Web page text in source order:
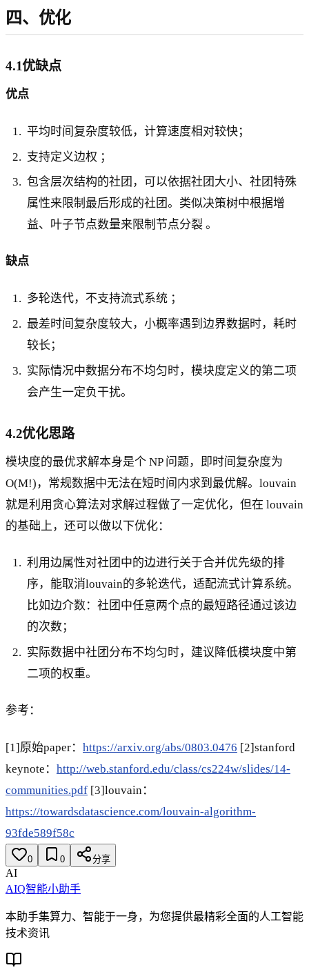
四、优化
4.1优缺点
优点
平均时间复杂度较低，计算速度相对较快；
支持定义边权 ；
包含层次结构的社团，可以依据社团大小、社团特殊
属性来限制最后形成的社团。类似决策树中根据增
益、叶子节点数量来限制节点分裂 。
缺点
多轮迭代，不支持流式系统 ；
最差时间复杂度较大，小概率遇到边界数据时，耗时
较长；
实际情况中数据分布不均匀时，模块度定义的第二项
会产生一定负干扰。
4.2优化思路
模块度的最优求解本身是个 NP 问题，即时间复杂度为
O(M!)，常规数据中无法在短时间内求到最优解。louvain
就是利用贪心算法对求解过程做了一定优化，但在 louvain
的基础上，还可以做以下优化：
利用边属性对社团中的边进行关于合并优先级的排
序，能取消louvain的多轮迭代，适配流式计算系统。
比如边介数：社团中任意两个点的最短路径通过该边
的次数；
实际数据中社团分布不均匀时，建议降低模块度中第
二项的权重。
参考：
[1]原始paper： https://arxiv.org/abs/0803.0476 [2]stanford
keynote： http://web.stanford.edu/class/cs224w/slides/14-
communities.pdf [3]louvain：
https://towardsdatascience.com/louvain-algorithm-
93fde589f58c
0 0 分享
AI
AIQ智能小助手
本助手集算力、智能于一身，为您提供最精彩全面的人工智能
技术资讯